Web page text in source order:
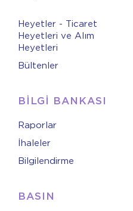
Heyetler - Ticaret
Heyetleri ve Alım
Heyetleri
Bültenler
BİLGİ BANKASI
Raporlar
İhaleler
Bilgilendirme
BASIN